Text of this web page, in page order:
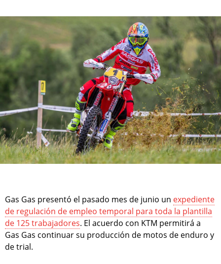
Gas Gas presentó el pasado mes de junio un expediente
de regulación de empleo temporal para toda la plantilla
de 125 trabajadores. El acuerdo con KTM permitirá a
Gas Gas continuar su producción de motos de enduro y
de trial.